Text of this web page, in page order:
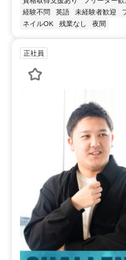
経験不問
英語 未経験者歓迎
ネイルOK
残業なし 夜間
正社員